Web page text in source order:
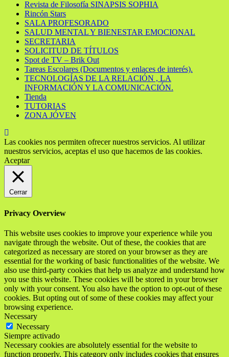
Revista de Filosofía SINAPSIS SOPHIA
Rincón Stars
SALA PROFESORADO
SALUD MENTAL Y BIENESTAR EMOCIONAL
SECRETARIA
SOLICITUD DE TÍTULOS
Spot de TV – Brik Out
Tareas Escolares (Documentos y enlaces de interés).
TECNOLOGÍAS DE LA RELACIÓN , LA
INFORMACIÓN Y LA COMUNICACIÓN.
Tienda
TUTORIAS
ZONA JÓVEN
Las cookies nos permiten ofrecer nuestros servicios. Al utilizar
nuestros servicios, aceptas el uso que hacemos de las cookies.
Aceptar
Cerrar
Privacy Overview
This website uses cookies to improve your experience while you
navigate through the website. Out of these, the cookies that are
categorized as necessary are stored on your browser as they are
essential for the working of basic functionalities of the website. We
also use third-party cookies that help us analyze and understand how
you use this website. These cookies will be stored in your browser
only with your consent. You also have the option to opt-out of these
cookies. But opting out of some of these cookies may affect your
browsing experience.
Necessary
Necessary
Siempre activado
Necessary cookies are absolutely essential for the website to
function properly. This category only includes cookies that ensures